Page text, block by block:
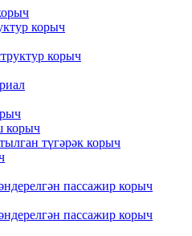
корыч
корыч
корыч
түгәрәк корыч
пассажир корыч
пассажир корыч